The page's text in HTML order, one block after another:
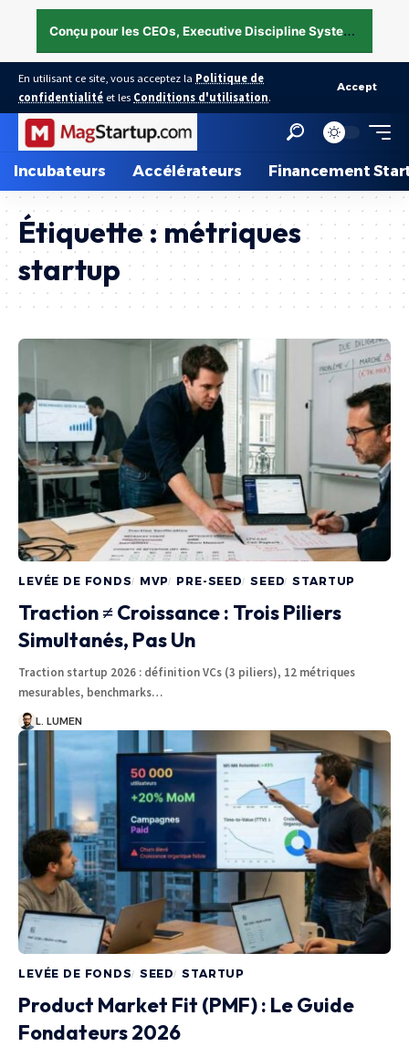
C
onçu pour les CEOs, Executive Discipline System — structurer l’exécution sous pression →
En utilisant ce site, vous acceptez la Politique de
confidentialité et les Conditions d'utilisation.
Accept
Incubateurs Accélérateurs Financement
Étiquette : métriques
startup
LEVÉE DE FONDS MVP PRE-SEED SEED STARTUP
Traction ≠ Croissance : Trois Piliers
Simultanés, Pas Un
Traction startup 2026 : définition VCs (3 piliers), 12 métriques
mesurables, benchmarks…
L. LUMEN
LEVÉE DE FONDS SEED STARTUP
Product Market Fit (PMF) : Le Guide
Fondateurs 2026